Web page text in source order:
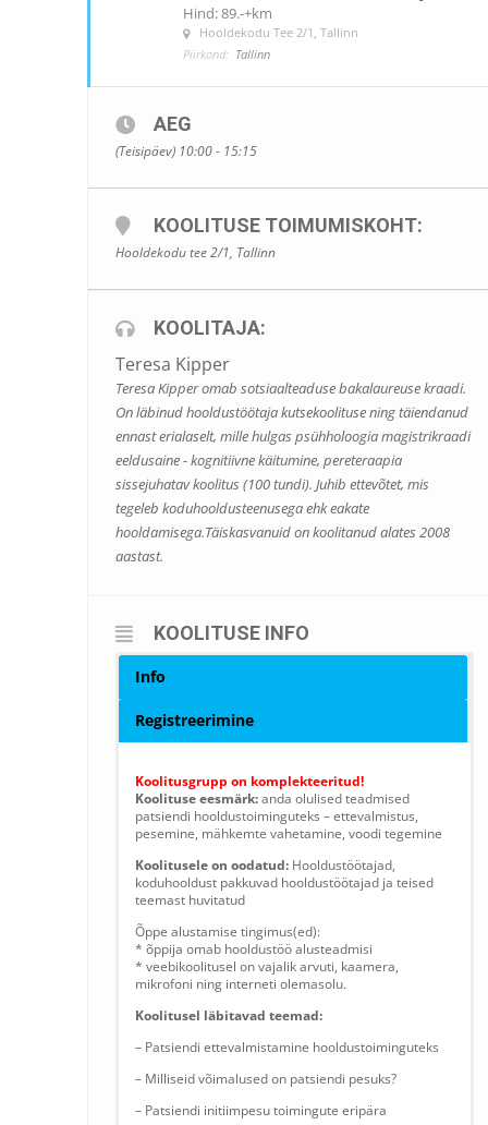
Hind: 89.-+km
Hooldekodu Tee 2/1, Tallinn
Piirkond: Tallinn
AEG
(Teisipäev) 10:00 - 15:15
KOOLITUSE TOIMUMISKOHT:
Hooldekodu tee 2/1, Tallinn
KOOLITAJA:
Teresa Kipper
Teresa Kipper omab sotsiaalteaduse bakalaureuse kraadi.
On läbinud hooldustöötaja kutsekoolituse ning täiendanud
ennast erialaselt, mille hulgas psühholoogia magistrikraadi
eeldusaine - kognitiivne käitumine, pereteraapia
sissejuhatav koolitus (100 tundi). Juhib ettevõtet, mis
tegeleb koduhooldusteenusega ehk eakate
hooldamisega.Täiskasvanuid on koolitanud alates 2008
aastast.
KOOLITUSE INFO
Info
Registreerimine
Koolitusgrupp on komplekteeritud!
Koolituse eesmärk:anda olulised teadmised
patsiendi hooldustoiminguteks – ettevalmistus,
pesemine, mähkemte vahetamine, voodi tegemine
Koolitusele on oodatud: Hooldustöötajad,
koduhooldust pakkuvad hooldustöötajad ja teised
teemast huvitatud
Õppe alustamise tingimus(ed):
* õppija omab hooldustöö alusteadmisi
* veebikoolitusel on vajalik arvuti, kaamera,
mikrofoni ning interneti olemasolu.
Koolitusel läbitavad teemad:
– Patsiendi ettevalmistamine hooldustoiminguteks
– Milliseid võimalused on patsiendi pesuks?
– Patsiendi initiimpesu toimingute eripära